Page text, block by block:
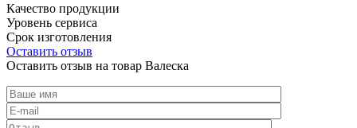
Качество продукции
Уровень сервиса
Срок изготовления
Оставить отзыв
Оставить отзыв на товар Валеска